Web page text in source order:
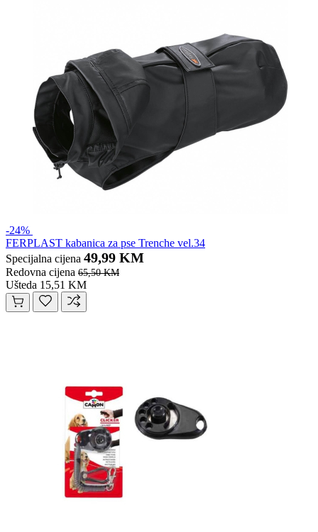
-24%
FERPLAST kabanica za pse Trenche vel.34
Specijalna cijena 49,99 KM
Redovna cijena 65,50 KM
Ušteda 15,51 KM